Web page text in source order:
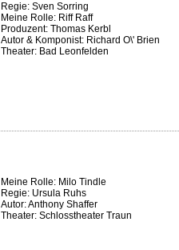
Regie: Sven Sorring
Meine Rolle: Riff Raff
Produzent: Thomas Kerbl
Autor & Komponist: Richard O\' Brien
Theater: Bad Leonfelden
Meine Rolle: Milo Tindle
Regie: Ursula Ruhs
Autor: Anthony Shaffer
Theater: Schlosstheater Traun